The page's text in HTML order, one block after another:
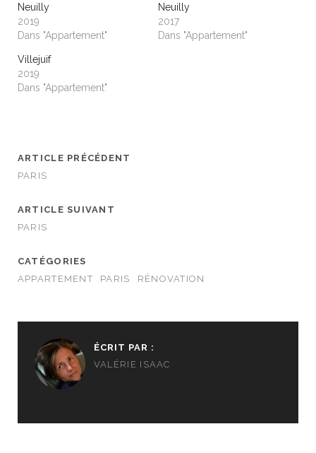
Neuilly
2019
Dans "Appartement"
Neuilly
2017
Dans "Appartement"
Villejuif
2019
Dans "Appartement"
ARTICLE PRÉCÉDENT
PARIS
ARTICLE SUIVANT
PARIS
CATÉGORIES
APPARTEMENT
PARIS RÉNOVATION
ÉCRIT PAR :
VALÉRIE ISAAC